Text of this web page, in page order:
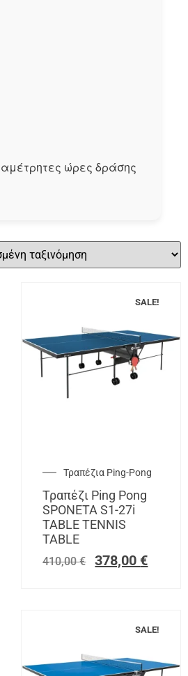
αμέτρητες ώρες δράσης
SALE!
Τραπέζια Ping-Pong
Τραπέζι Ping Pong
SPONETA S1-27i
TABLE TENNIS
TABLE
410,00€ 378,00€
SALE!